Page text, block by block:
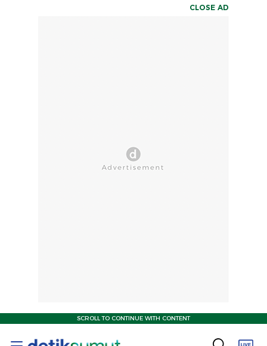
CLOSE AD
SCROLL TO CONTINUE WITH CONTENT